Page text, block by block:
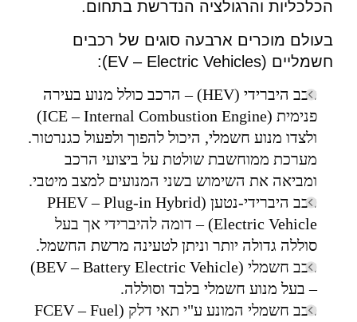
הכלכליות והרגולציה הנדרשת בתחום.
בעולם מוכרים ארבעה סוגים של רכבים
חשמליים (EV – Electric Vehicles):
רכב היברידי (HEV) – הרכב כולל מנוע בעירה
פנימית (ICE – Internal Combustion Engine)
ולצדו מנוע חשמלי, היכול להפוך ולפעול כגנרטור.
מערכת ממוחשבת שולטת על ביצועי הרכב
ומביאה את השימוש בשני המנועים למצב מיטבי.
רכב היברידי-נטען (PHEV – Plug-in Hybrid
Electric Vehicle) – דומה להיברידי אך בעל
סוללה גדולה יותר וניתן לטעינה מרשת החשמל.
רכב חשמלי (BEV – Battery Electric Vehicle)
– בעל מנוע חשמלי בלבד וסוללה.
רכב חשמלי המונע ע"י תאי דלק (FCEV – Fuel